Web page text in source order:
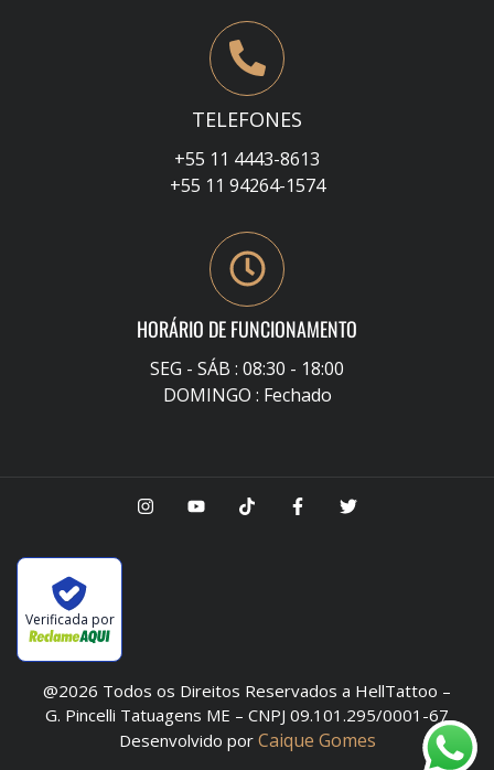
TELEFONES
+55 11 4443-8613
+55 11 94264-1574
HORÁRIO DE FUNCIONAMENTO
SEG - SÁB : 08:30 - 18:00
DOMINGO : Fechado
Verificada por
@2026 Todos os Direitos Reservados a HellTattoo –
G. Pincelli Tatuagens ME – CNPJ 09.101.295/0001-67
Desenvolvido por Caique Gomes